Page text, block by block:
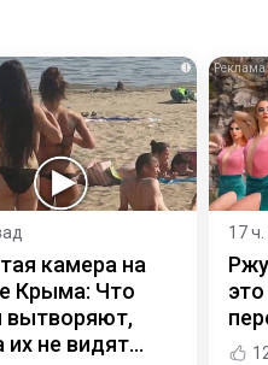
i
камера на
Крыма: Что
вытворяют,
их не видят...
17